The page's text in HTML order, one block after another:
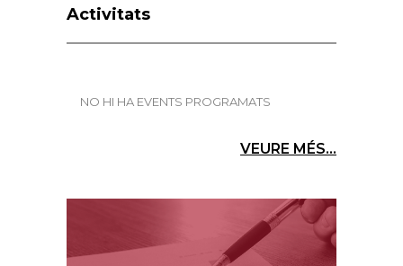
Activitats
NO HI HA EVENTS PROGRAMATS
VEURE MÉS...